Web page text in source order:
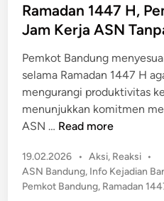
t
e
i
n
Ramadan 1447 H,
Jam Kerja ASN
Pemkot Bandung
selama Ramadan 1447 H
mengurangi produktivitas
menunjukkan komitmen
ASN … R
m
a
d
Read more
19.02.2026 • P
o
s
Aksi, Reaksi •
ASN Bandung, Info Kejadian
Pemkot Bandung, Ramadan